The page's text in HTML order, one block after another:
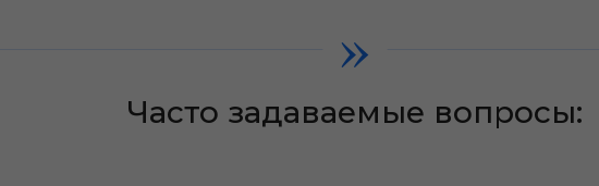
»
Часто задаваемые вопросы: